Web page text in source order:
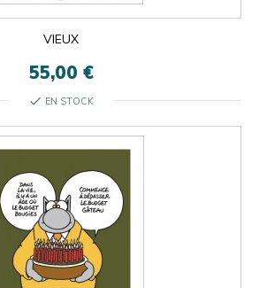
VIEUX
55,00 €
check EN STOCK